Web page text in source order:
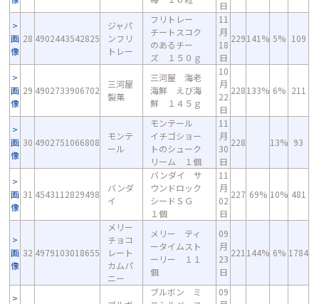
日
画
像
28 4902443542825
ジャパ
ンフリ
トレー
フリトレー
チートスコク
のあるチー
ズ １５０ｇ
11
月
18
日
229141% 5% 109
画
像
29 4902733906702
三河屋
製菓
三河屋 海老
海鮮 えび海
鮮 １４５ｇ
10
月
22
日
228133% 6% 211
画
像
30 4902751066808
モンテ
ール
モンテール
イチゴショー
トのシューク
リーム １個
11
月
30
日
228 13% 93
画
像
31 4543112829498
バンダ
イ
バンダイ サ
ウンドロック
シードＳＧ
１個
11
月
02
日
227 69% 10% 481
画
像
32 4979103018655
メリー
チョコ
レート
カムパ
ニー
メリー ティ
ータイムスト
ーリー １１
個
09
月
23
日
221 144% 6% 1784
ブルボン ミ
09